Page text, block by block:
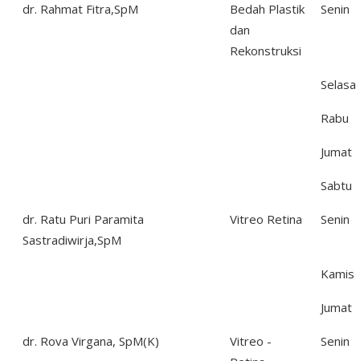
dr. Rahmat Fitra,SpM
Bedah Plastik
dan
Rekonstruksi
Senin
Selasa
Rabu
Jumat
Sabtu
dr. Ratu Puri Paramita
Sastradiwirja,SpM
Vitreo Retina Senin
Kamis
Jumat
dr. Rova Virgana, SpM(K)
Vitreo -
Senin